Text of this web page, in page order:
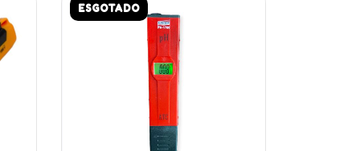
ESGOTADO